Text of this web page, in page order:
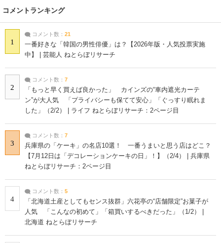
コメントランキング
1
コメント数： 21
一番好きな「韓国の男性俳優」は？【2026年版・人気投票実施
中】 | 芸能人 ねとらぼリサーチ
2
コメント数： 7
「もっと早く買えば良かった」 カインズの“車内遮光カーテ
ン”が大人気 「プライバシーも保てて安心」「ぐっすり眠れま
した」（2/2） | ライフ ねとらぼリサーチ：2ページ目
3
コメント数： 7
兵庫県の「ケーキ」の名店10選！ 一番うまいと思う店はどこ？
【7月12日は「デコレーションケーキの日」！】（2/4） | 兵庫県
ねとらぼリサーチ：2ページ目
4
コメント数： 5
「北海道土産としてもセンス抜群」六花亭の“店舗限定”お菓子が
人気 「こんなの初めて」「箱買いするべきだった」（1/2） |
北海道 ねとらぼリサーチ